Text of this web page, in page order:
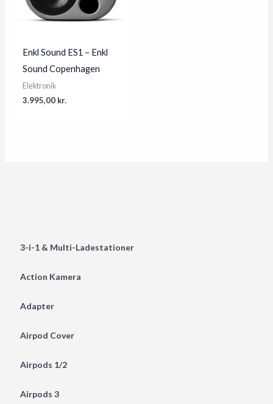
3-i-1 & Multi-Ladestationer
Action Kamera
Adapter
Airpod Cover
Airpods 1/2
Airpods 3
Enkl Sound ES1 – Enkl
Sound Copenhagen
Elektronik
3.995,00 kr.